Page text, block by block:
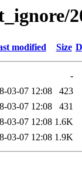
modified Size
-
03-07 12:08
423
03-07 12:08
431
03-07 12:08 1.6K
03-07 12:08 1.9K